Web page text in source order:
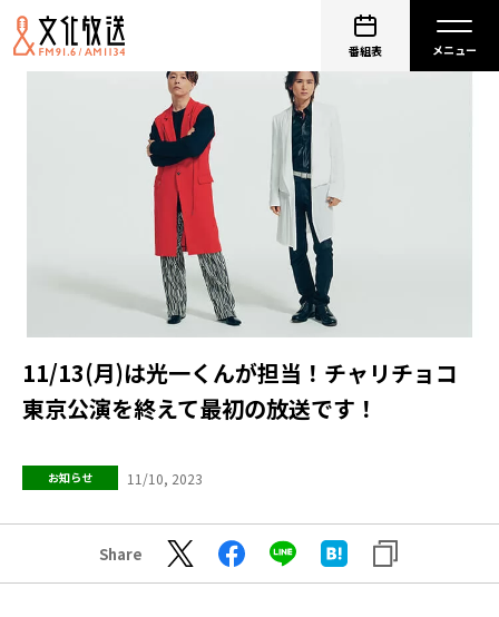
番組表
11/13(月)は光一くんが担当！チャリチョコ
東京公演を終えて最初の放送です！
お知らせ 11/10, 2023
Share